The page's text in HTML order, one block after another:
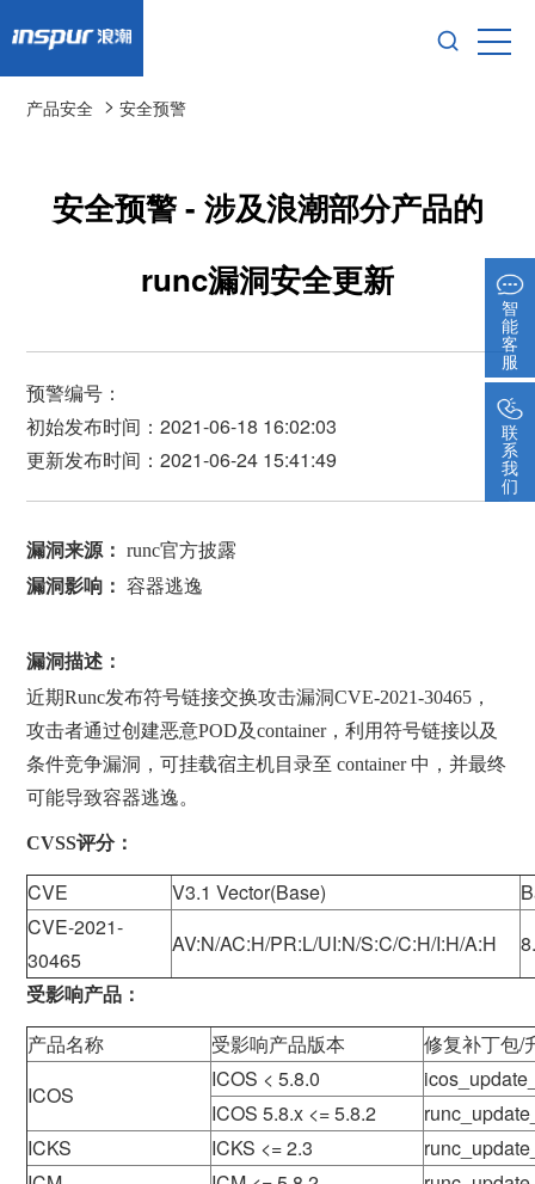
产品安全 >安全预警
安全预警 - 涉及浪潮部分产品的
runc漏洞安全更新
预警编号：
初始发布时间：2021-06-18 16:02:03
更新发布时间：2021-06-24 15:41:49
漏洞来源：runc官方披露
漏洞影响：容器逃逸
漏洞描述：
近期Runc发布符号链接交换攻击漏洞CVE-2021-30465，
攻击者通过创建恶意POD及container，利用符号链接以及
条件竞争漏洞，可挂载宿主机目录至 container 中，并最终
可能导致容器逃逸。
CVSS评分：
CVE V3.1 Vector(Base)
CVE-2021-
30465
AV:N/AC:H/PR:L/UI:N/S:C/C:H/I:H/A:H
受影响产品：
产品名称 受影响产品版本
修复补丁包/
ICOS
ICOS < 5.8.0
ICOS 5.8.x <= 5.8.2
ICKS
ICKS <= 2.3
智
能
客
服
联
系
我
们